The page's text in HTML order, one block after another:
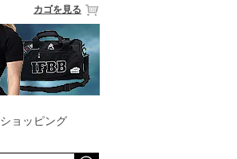
カゴを見る
ショッピング